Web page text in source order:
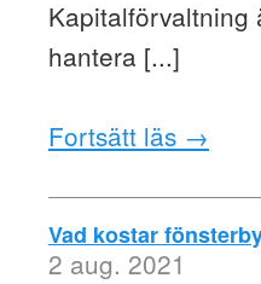
Kapitalförvaltning
hantera [...]
Fortsätt läs →
Vad kostar
2 aug. 2021